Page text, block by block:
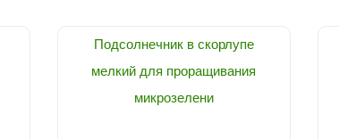
Подсолнечник в скорлупе
мелкий для проращивания
микрозелени